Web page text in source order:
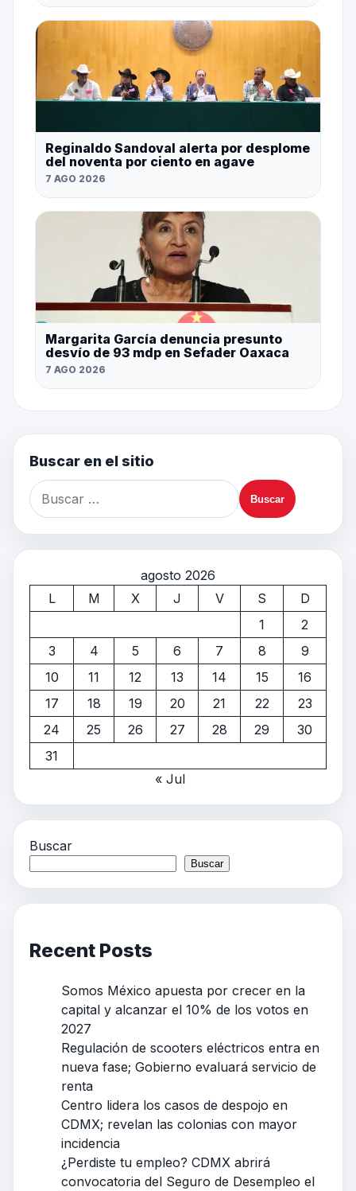
Reginaldo Sandoval alerta por desplome
del noventa por ciento en agave
7 AGO 2026
Margarita García denuncia presunto
desvío de 93 mdp en Sefader Oaxaca
7 AGO 2026
Buscar en el sitio
agosto 2026
L
M X J V S
D
1
2
3
4 5 6 7 8
9
10
11 12 13 14 15
16
17
18 19 20 21 22
23
24
25 26 27 28 29
30
31
« Jul
Buscar
Buscar
Recent Posts
Somos México apuesta por crecer en la
capital y alcanzar el 10% de los votos en
2027
Regulación de scooters eléctricos entra en
nueva fase; Gobierno evaluará servicio de
renta
Centro lidera los casos de despojo en
CDMX; revelan las colonias con mayor
incidencia
¿Perdiste tu empleo? CDMX abrirá
convocatoria del Seguro de Desempleo el